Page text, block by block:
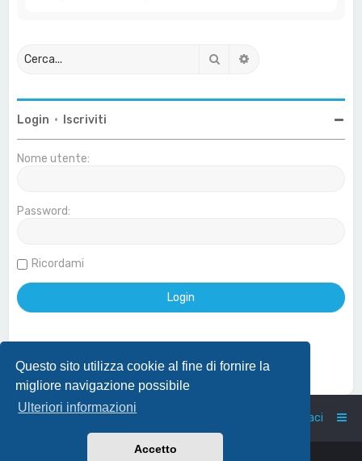
Questo sito utilizza cookie al fine di fornire la
migliore navigazione possibile
Ulteriori informazioni
Accetto
Cerca
Login • Iscriviti
Nome utente:
Password:
Ricordami
Effettua login con account Google
Home Indice Contattaci